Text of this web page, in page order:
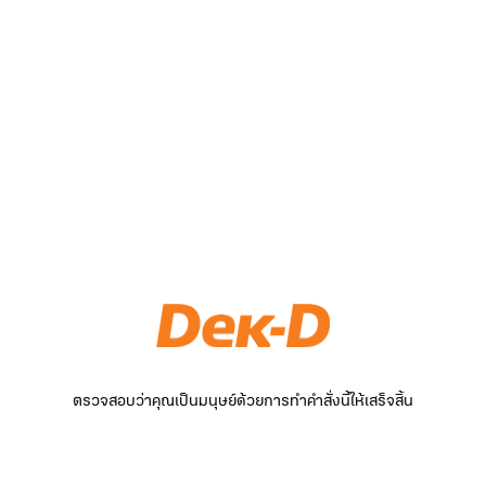
ตรวจสอบว่าคุณเป็นมนุษย์ด้วยการทำคำสั่งนี้ให้เสร็จสิ้น